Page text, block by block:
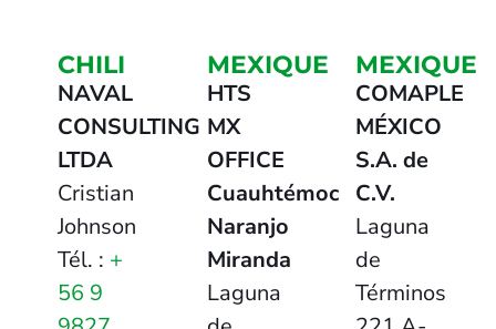
CHILI
NAVAL
CONSULTING
LTDA
Cristian
Johnson
Tél. : +
56 9
MEXIQUE
HTS
MX
OFFICE
Cuauhtémoc
Naranjo
Miranda
Laguna
MEXIQUE
COMAPLE
MÉXICO
S.A. de
C.V.
Laguna
de
Términos